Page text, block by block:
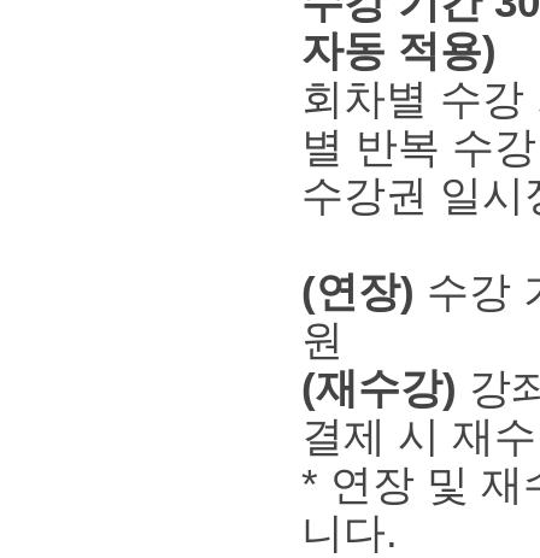
자동 적용)
회차별 수
별 반복 수
수강권 일시
(연장) 수강
원
(재수강) 강
결제 시 재
* 연장 및 재
니다.